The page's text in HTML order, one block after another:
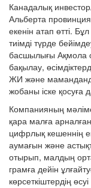
Канадалық
Альберта
екенін атап өтті.
тиімді түрде
басшылығы Ақмола
бақылау,
ЖИ және
жобаны іске қосуға
Компанияның
қара малға
цифрлық кешеннің
аумағын және
отырып, малдың
грамға дейін
көрсеткіштердің